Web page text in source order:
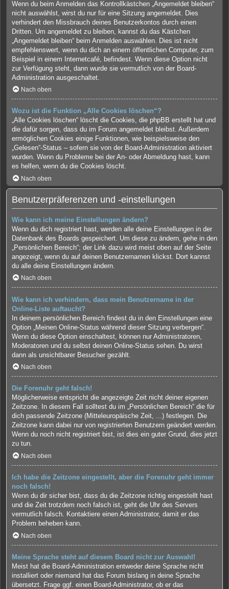
Wenn du beim Anmelden das Kontrollkästchen „Angemeldet bleiben“
nicht auswählst, wirst du nur für eine Sitzung angemeldet. Dies
verhindert den Missbrauch deines Benutzerkontos durch einen
Dritten. Um angemeldet zu bleiben, kannst du das Kästchen
„Angemeldet bleiben“ beim Anmelden auswählen. Dies ist nicht
empfehlenswert, wenn du dich an einem öffentlichen Computer, zum
Beispiel in einem Internetcafé, befindest. Wenn diese Option nicht
zur Verfügung steht, dann wurde sie vermutlich von der Board-
Administration ausgeschaltet.
Nach oben
Wozu ist die Funktion „Alle Cookies löschen“?
„Alle Cookies löschen“ löscht die Cookies, die phpBB erstellt hat und
die dafür sorgen, dass du im Forum angemeldet bleibst. Außerdem
ermöglichen Cookies einige Funktionen, wie beispielsweise den
„Gelesen“-Status – sofern sie von der Board-Administration aktiviert
wurden. Wenn du Probleme bei der An- oder Abmeldung hast, kann
es helfen, wenn du die Cookies löscht.
Nach oben
Benutzerpräferenzen und -einstellungen
Wie kann ich meine Einstellungen ändern?
Wenn du dich registriert hast, werden alle deine Einstellungen in der
Datenbank des Boards gespeichert. Um diese zu ändern, gehe in den
„Persönlichen Bereich“; der Link dazu wird meist oben auf der Seite
angezeigt, wenn du auf deinen Benutzernamen klickst. Dort kannst
du alle deine Einstellungen ändern.
Nach oben
Wie kann ich verhindern, dass mein Benutzername in der
Online-Liste auftaucht?
In deinem persönlichen Bereich findest du in den Einstellungen eine
Option „Meinen Online-Status während dieser Sitzung verbergen“.
Wenn du diese Option einschaltest, können nur Administratoren,
Moderatoren und du selbst deinen Online-Status sehen. Du wirst
dann als unsichtbarer Besucher gezählt.
Nach oben
Die Forenuhr geht falsch!
Möglicherweise entspricht die angezeigte Zeit nicht deiner eigenen
Zeitzone. In diesem Fall solltest du im „Persönlichen Bereich“ die für
dich passende Zeitzone (Mitteleuropäische Zeit, ...) festlegen. Die
Zeitzone kann dabei nur von registrierten Benutzern geändert werden.
Wenn du noch nicht registriert bist, ist dies ein guter Grund, dies jetzt
zu tun.
Nach oben
Ich habe die Zeitzone eingestellt, aber die Forenuhr geht immer
noch falsch!
Wenn du dir sicher bist, dass du die Zeitzone richtig eingestellt hast
und die Zeit trotzdem noch falsch ist, geht die Uhr des Servers
vermutlich falsch. Kontaktiere einen Administrator, damit er das
Problem beheben kann.
Nach oben
Meine Sprache steht auf diesem Board nicht zur Auswahl!
Meist hat die Board-Administration entweder deine Sprache nicht
installiert oder niemand hat das Forum bislang in deine Sprache
übersetzt. Frage ggf. einen Board-Administrator, ob er das